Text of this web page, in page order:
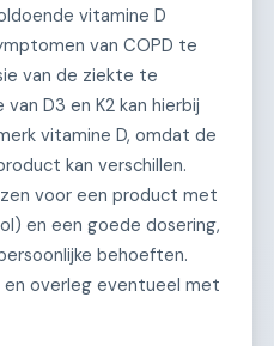
vitamine D
van COPD te
van de ziekte te
D3 en K2 kan hierbij
vitamine D, omdat de
kan verschillen.
voor een product met
en een goede dosering,
behoeften.
overleg eventueel met